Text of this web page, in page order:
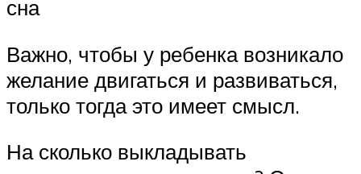
сна
Важно, чтобы у ребенка возникало
желание двигаться и развиваться,
только тогда это имеет смысл.
На сколько выкладывать